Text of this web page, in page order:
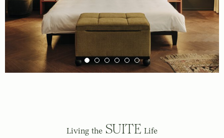
Living theSUITE Life